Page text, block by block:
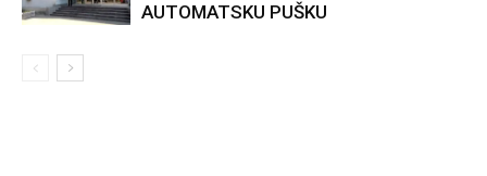
AUTOMATSKU PUŠKU